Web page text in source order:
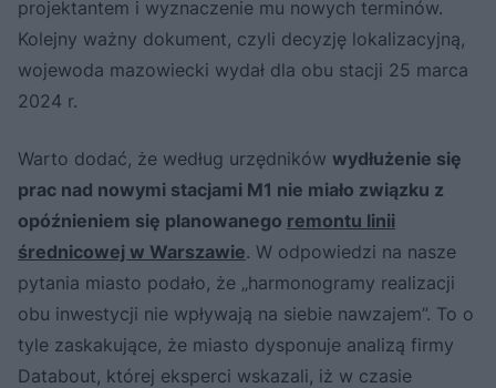
projektantem i wyznaczenie mu nowych terminów.
Kolejny ważny dokument, czyli decyzję lokalizacyjną,
wojewoda mazowiecki wydał dla obu stacji 25 marca
2024 r.
Warto dodać, że według urzędników wydłużenie się
prac nad nowymi stacjami M1 nie miało związku z
opóźnieniem się planowanego remontu linii
średnicowej w Warszawie. W odpowiedzi na nasze
pytania miasto podało, że „harmonogramy realizacji
obu inwestycji nie wpływają na siebie nawzajem”. To o
tyle zaskakujące, że miasto dysponuje analizą firmy
Databout, której eksperci wskazali, iż w czasie